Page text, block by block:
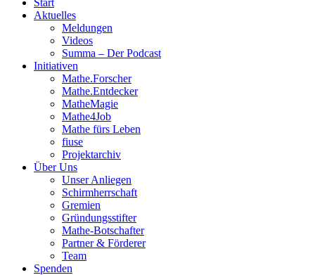
Start
Aktuelles
Meldungen
Videos
Summa – Der Podcast
Initiativen
Mathe.Forscher
Mathe.Entdecker
MatheMagie
Mathe4Job
Mathe fürs Leben
fiuse
Projektarchiv
Über Uns
Unser Anliegen
Schirmherrschaft
Gremien
Gründungsstifter
Mathe-Botschafter
Partner & Förderer
Team
Spenden